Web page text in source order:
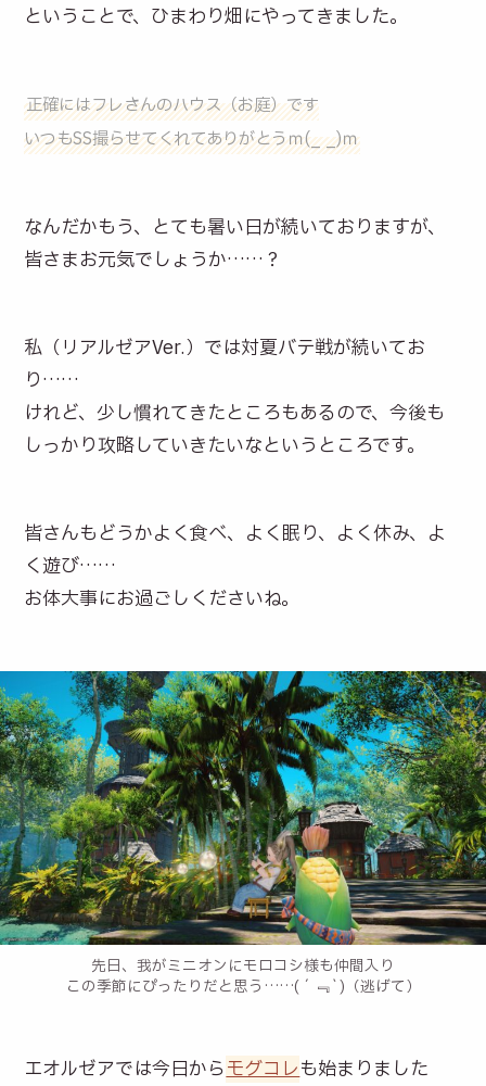
ということで、ひまわり畑にやってきました。
正確にはフレさんのハウス（お庭）です
いつもSS撮らせてくれてありがとうｍ(_ _)ｍ
なんだかもう、とても暑い日が続いておりますが、
皆さまお元気でしょうか……？
私（リアルゼアVer.）では対夏バテ戦が続いてお
り……
けれど、少し慣れてきたところもあるので、今後も
しっかり攻略していきたいなというところです。
皆さんもどうかよく食べ、よく眠り、よく休み、よ
く遊び……
お体大事にお過ごしくださいね。
先日、我がミニオンにモロコシ様も仲間入り
この季節にぴったりだと思う……(´﹃`)（逃げて）
エオルゼアでは今日からモグコレも始まりました